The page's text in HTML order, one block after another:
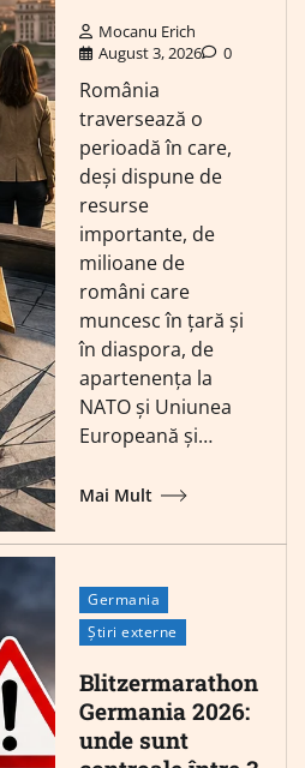
Mocanu Erich
August 3, 2026
0
România
traversează o
perioadă în care,
deși dispune de
resurse
importante, de
milioane de
români care
muncesc în țară și
în diaspora, de
apartenența la
NATO și Uniunea
Europeană și…
Mai Mult
Germania
Știri externe
Blitzermarathon
Germania 2026:
unde sunt